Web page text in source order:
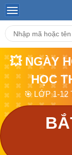
💥 NGÀY
HỌC
🎯 LỚP 1-12